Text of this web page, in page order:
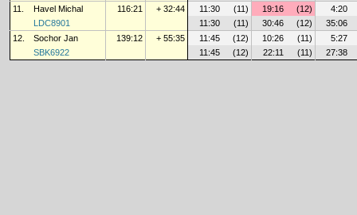
11.
Havel Michal 116:21 + 32:44 11:30 (11) 19:16 (12)
4:20
LDC8901
11:30 (11) 30:46 (12)
35:06
12.
Sochor Jan 139:12 + 55:35 11:45 (12) 10:26 (11)
5:27
SBK6922
11:45 (12) 22:11 (11) 27:38